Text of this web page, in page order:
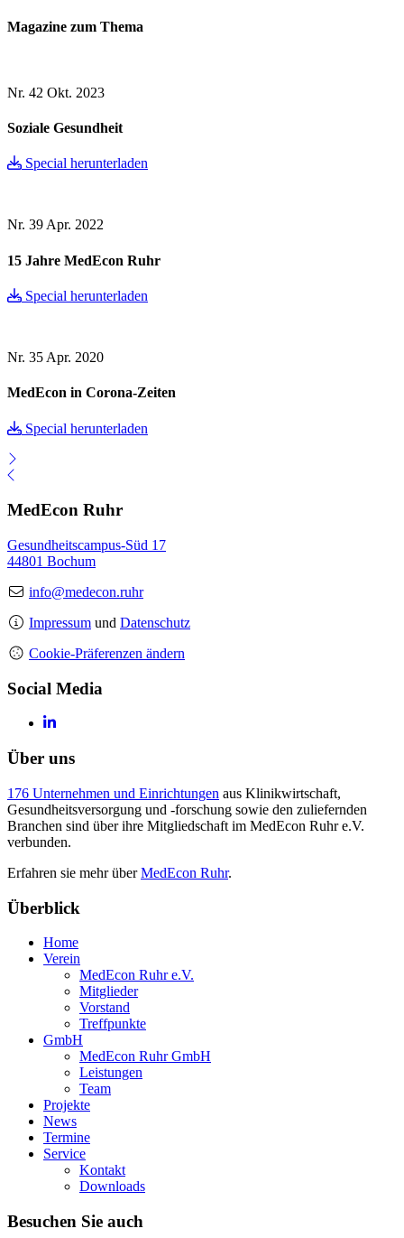
Magazine zum Thema
Nr. 42 Okt. 2023
Soziale Gesundheit
Special herunterladen
Nr. 39Apr. 2022
15 Jahre MedEcon Ruhr
Special herunterladen
Nr. 35 Apr. 2020
MedEcon in Corona-Zeiten
Special herunterladen
MedEcon Ruhr
Gesundheitscampus-Süd 17
44801 Bochum
info@medecon.ruhr
Impressum und Datenschutz
Cookie-Präferenzen ändern
Social Media
Über uns
176 Unternehmen und Einrichtungen aus Klinikwirtschaft,
Gesundheitsversorgung und -forschung sowie den zuliefernden
Branchen sind über ihre Mitgliedschaft im MedEcon Ruhr e.V.
verbunden.
Erfahren sie mehr überMedEcon Ruhr.
Überblick
Home
Verein
MedEcon Ruhr e.V.
Mitglieder
Vorstand
Treffpunkte
GmbH
MedEcon Ruhr GmbH
Leistungen
Team
Projekte
News
Termine
Service
Kontakt
Downloads
Besuchen Sie auch